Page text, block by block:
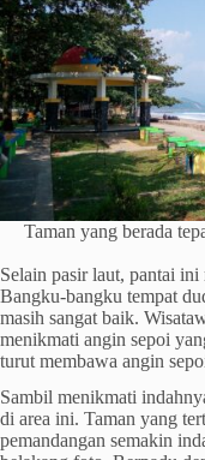
Taman yang berada
Selain pasir laut, pantai
Bangku-bangku tempat
masih sangat baik.
menikmati angin sepoi
turut membawa angin
Sambil menikmati
di area ini. Taman yang
pemandangan semakin